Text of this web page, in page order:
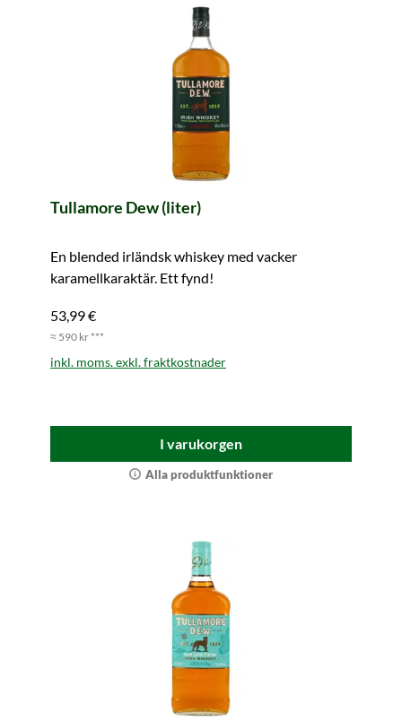
Tullamore Dew (liter)
En blended irländsk whiskey med vacker
karamellkaraktär. Ett fynd!
53,99 €
≈ 590 kr ***
inkl. moms. exkl. fraktkostnader
I varukorgen
Alla produktfunktioner